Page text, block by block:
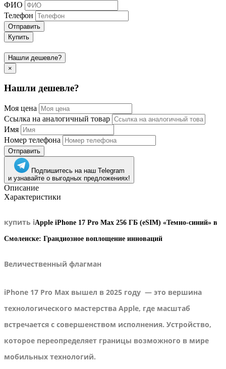
ФИО
Телефон
Отправить
Купить
Нашли дешевле?
×
Нашли дешевле?
Моя цена
Ссылка на аналогичный товар
Имя
Номер телефона
Отправить
Подпишитесь на наш Telegram
и узнавайте о выгодных предложениях!
Описание
Характеристики
купить iApple iPhone 17 Pro Max 256 ГБ (eSIM) «Темно-синий» в
Смоленске: Грандиозное воплощение инноваций
Величественный флагман
iPhone 17 Pro Max вышел в 2025 году — это вершина
технологического мастерства Apple, где масштаб
встречается с совершенством исполнения. Устройство,
которое переопределяет границы возможного в мире
мобильных технологий.